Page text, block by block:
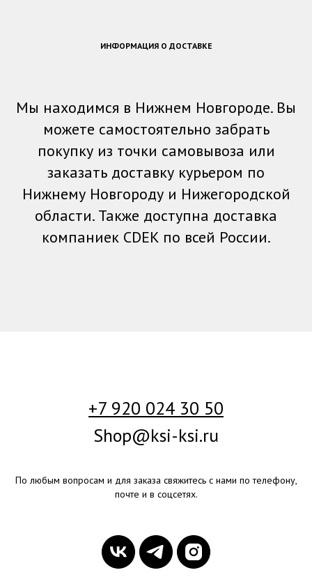
ИНФОРМАЦИЯ О ДОСТАВКЕ
Мы находимся в Нижнем Новгороде. Вы
можете самостоятельно забрать
покупку из точки самовывоза или
заказать доставку курьером по
Нижнему Новгороду и Нижегородской
области. Также доступна доставка
компаниек CDEK по всей России.
+7 920 024 30 50
Shop@ksi-ksi.ru
По любым вопросам и для заказа свяжитесь с нами по телефону,
почте и в соцсетях.